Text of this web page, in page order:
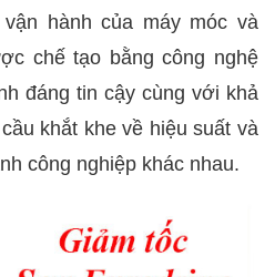
hành của máy móc và
chế tạo bằng công nghệ
đáng tin cậy cùng với khả
khắt khe về hiệu suất và
công nghiệp khác nhau.